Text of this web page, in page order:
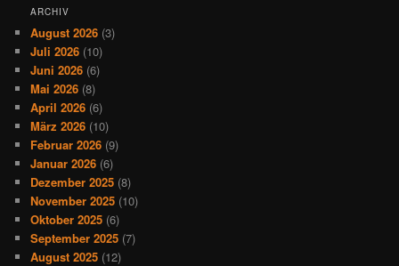
ARCHIV
August 2026 (3)
Juli 2026 (10)
Juni 2026 (6)
Mai 2026 (8)
April 2026 (6)
März 2026 (10)
Februar 2026 (9)
Januar 2026 (6)
Dezember 2025 (8)
November 2025 (10)
Oktober 2025 (6)
September 2025 (7)
August 2025 (12)